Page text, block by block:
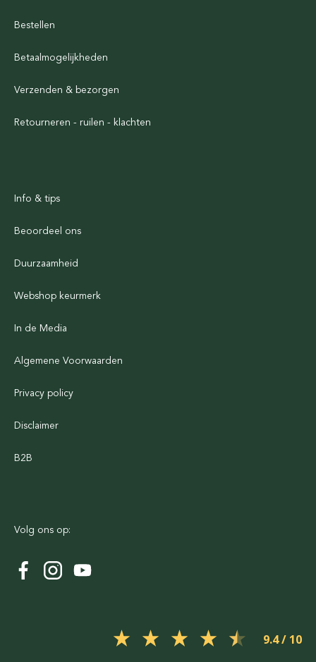
Bestellen
Betaalmogelijkheden
Verzenden & bezorgen
Retourneren - ruilen - klachten
Info & tips
Beoordeel ons
Duurzaamheid
Webshop keurmerk
In de Media
Algemene Voorwaarden
Privacy policy
Disclaimer
B2B
Volg ons op:
9.4